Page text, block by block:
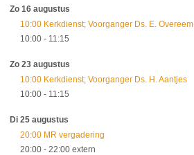
Zo 16 augustus
10:00 Kerkdienst; Voorganger Ds. E. Overeem
10:00 - 11:15
Zo 23 augustus
10:00 Kerkdienst; Voorganger Ds. H. Aantjes
10:00 - 11:15
Di 25 augustus
20:00 MR vergadering
20:00 - 22:00 extern